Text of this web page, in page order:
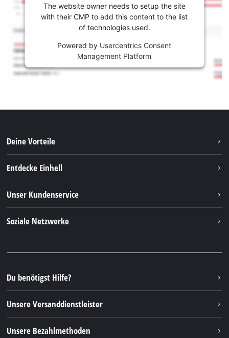
The website owner needs to setup the site
with their CMP to add this content to the list
of technologies used.
Powered by Usercentrics Consent
Management Platform
Deine Vorteile
Entdecke Einhell
Nachhaltigkeit
Unser Kundenservice
FAQs
Rücksendungen / Widerruf
Verpackungsrichtlinien
Hinweise zur Batterieentsorgung
Soziale Netzwerke
Instagram
TikTok
Pinterest
Linkedin
Du benötigst Hilfe?
Unsere Versanddienstleister
Unsere Bezahlmethoden